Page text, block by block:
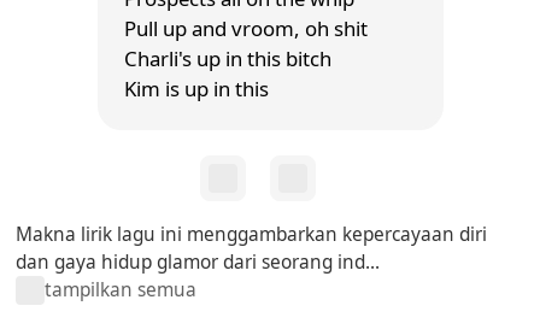
Pull up and vroom, oh shit
Charli's up in this bitch
Kim is up in this
Makna lirik lagu ini menggambarkan kepercayaan diri
dan gaya hidup glamor dari seorang ind...
tampilkan semua